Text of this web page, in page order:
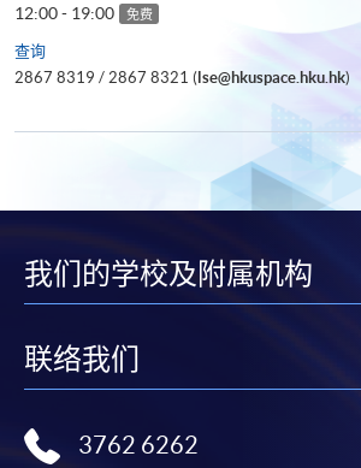
12:00 - 19:00 免费
查询
2867 8319 / 2867 8321 (lse@hkuspace.hku.hk)
我们的学校及附属机构
联络我们
3762 6262